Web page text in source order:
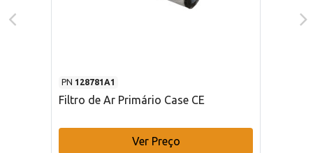
PN 128781A1
Filtro de Ar Primário Case CE
Ver Preço